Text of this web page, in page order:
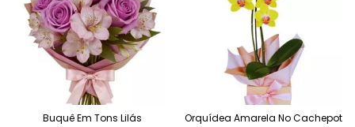
Buquê Em Tons Lilás Orquídea Amarela No Cachepot